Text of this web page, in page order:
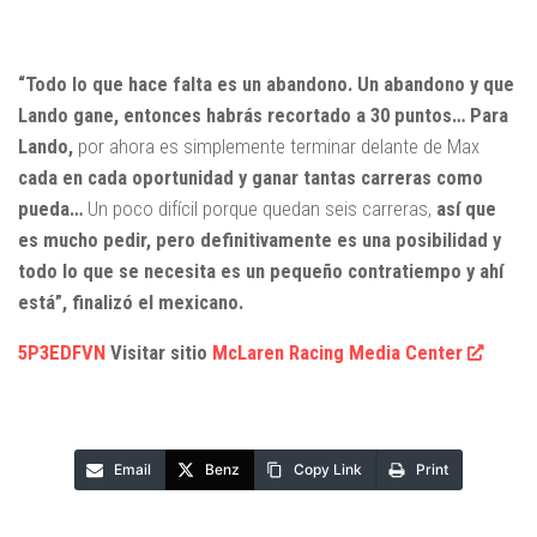
“Todo lo que hace falta es un abandono. Un abandono y que
Lando gane, entonces habrás recortado a 30 puntos… Para
Lando, por ahora es simplemente terminar delante de Max
cada en cada oportunidad y ganar tantas carreras como
pueda… Un poco difícil porque quedan seis carreras, así que
es mucho pedir, pero definitivamente es una posibilidad y
todo lo que se necesita es un pequeño contratiempo y ahí
está”, finalizó el mexicano.
5P3EDFVN Visitar sitio McLaren Racing Media Center
Email Benz Copy Link Print